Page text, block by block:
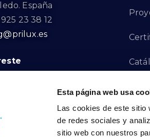
Esta página web usa
Las cookies de este sitio
de redes sociales y
sitio web con nuestros
España
23 38 12
Fondo, s/n
España
719 23 29